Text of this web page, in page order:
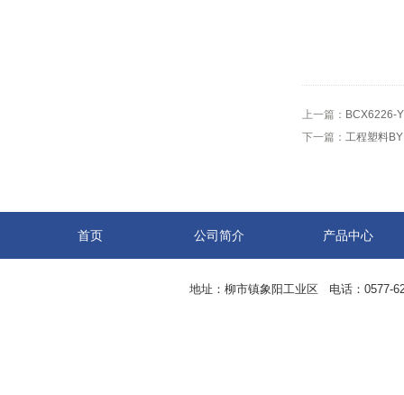
上一篇： BCX6226-
下一篇： 工程塑料
首页 公司简介 产品中心
地址：柳市镇象阳工业区 电话：0577-